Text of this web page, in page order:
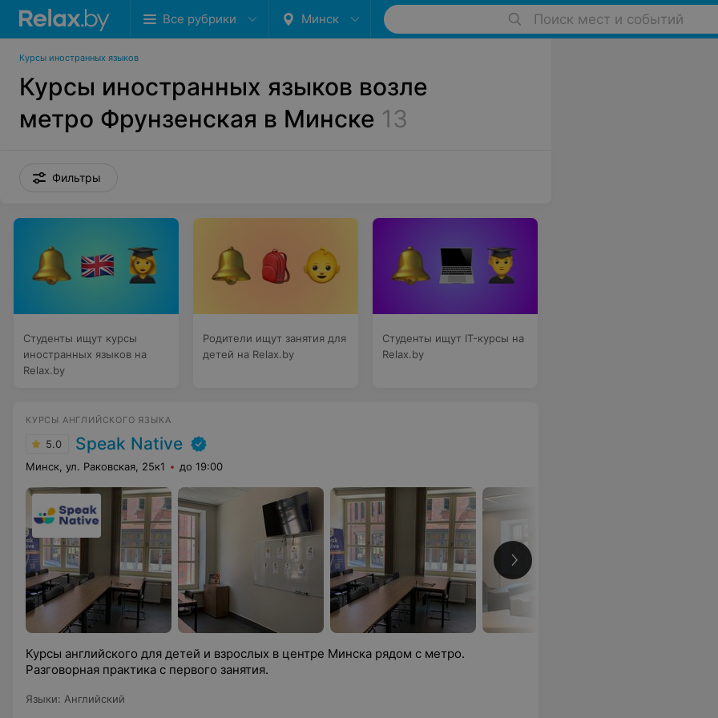
Все рубрики Минск Поиск мест и событий
Курсы иностранных языков
Курсы иностранных языков возле
метро Фрунзенская в Минске 13
Фильтры
Студенты ищут курсы
иностранных языков на
Relax.by
Родители ищут занятия для
детей на Relax.by
Студенты ищут IT-курсы на
Relax.by
КУРСЫ АНГЛИЙСКОГО ЯЗЫКА
5.0 Speak Native
Минск, ул. Раковская, 25к1 до 19:00
Курсы английского для детей и взрослых в центре Минска рядом с метро.
Разговорная практика с первого занятия.
Языки: Английский